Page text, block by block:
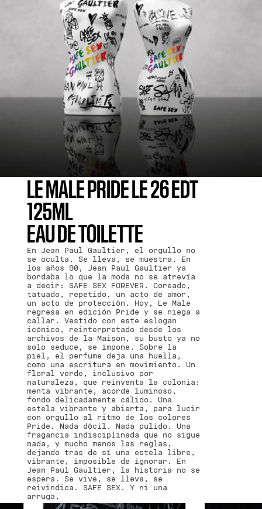
LE MALE PRIDE LE 26 EDT
125ML
EAU DE TOILETTE
En Jean Paul Gaultier, el orgullo no
se oculta. Se lleva, se muestra. En
los años 90, Jean Paul Gaultier ya
bordaba lo que la moda no se atrevía
a decir: SAFE SEX FOREVER. Coreado,
tatuado, repetido, un acto de amor,
un acto de protección. Hoy, Le Male
regresa en edición Pride y se niega a
callar. Vestido con este eslogan
icónico, reinterpretado desde los
archivos de la Maison, su busto ya no
solo seduce, se impone. Sobre la
piel, el perfume deja una huella,
como una escritura en movimiento. Un
floral verde, inclusivo por
naturaleza, que reinventa la colonia:
menta vibrante, acorde luminoso,
fondo delicadamente cálido. Una
estela vibrante y abierta, para lucir
con orgullo al ritmo de los colores
Pride. Nada dócil. Nada pulido. Una
fragancia indisciplinada que no sigue
nada, y mucho menos las reglas,
dejando tras de sí una estela libre,
vibrante, imposible de ignorar. En
Jean Paul Gaultier, la historia no se
espera. Se vive, se lleva, se
reivindica. SAFE SEX. Y ni una
arruga.